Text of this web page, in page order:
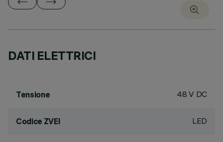
DATI ELETTRICI
Tensione 48 V DC
Codice ZVEI LED